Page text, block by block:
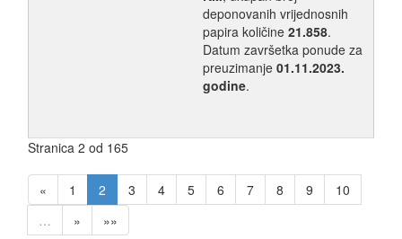
deponovanih vrijednosnih
papira količine 21.858.
Datum završetka ponude za
preuzimanje 01.11.2023.
godine.
Stranica 2 od 165
« 1 2 3 4 5 6 7 8 9
10
…
» »»